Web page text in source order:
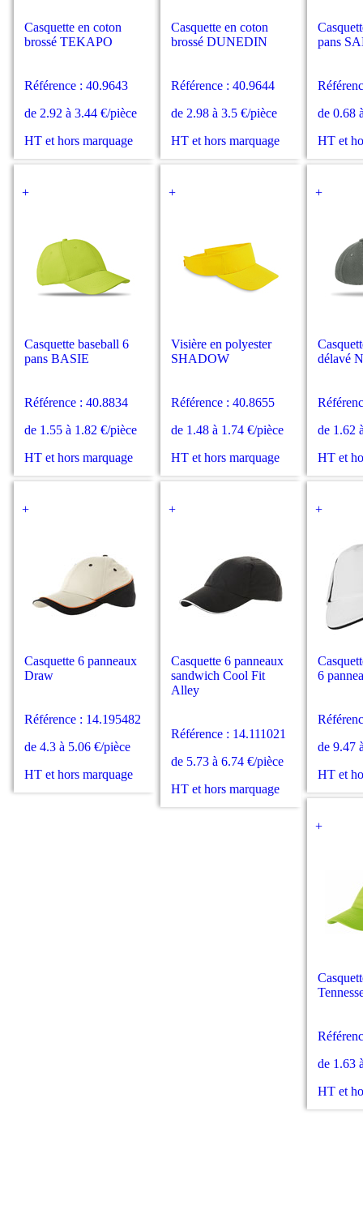
Casquette en coton
brossé TEKAPO
Référence : 40.9643
de 2.92 à 3.44 €/pièce
HT et hors marquage
Casquette en coton
brossé DUNEDIN
Référence : 40.9644
de 2.98 à 3.5 €/pièce
HT et hors marquage
pans
de 0.68
HT et
+
Casquette baseball 6
pans BASIE
Référence : 40.8834
de 1.55 à 1.82 €/pièce
HT et hors marquage
+
Visière en polyester
SHADOW
Référence : 40.8655
de 1.48 à 1.74 €/pièce
HT et hors marquage
+
délavé
de 1.62
HT et
+
Casquette 6 panneaux
Draw
Référence : 14.195482
de 4.3 à 5.06 €/pièce
HT et hors marquage
+
Casquette 6 panneaux
sandwich Cool Fit
Alley
Référence : 14.111021
de 5.73 à 6.74 €/pièce
HT et hors marquage
+
6
de 9.47
HT et
+
de 1.63
HT et